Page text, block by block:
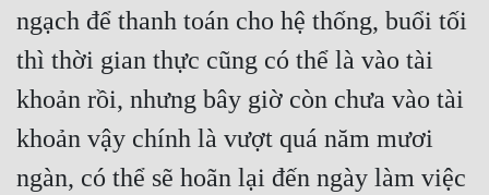
ngạch để thanh toán cho hệ thống, buổi tối
thì thời gian thực cũng có thể là vào tài
khoản rồi, nhưng bây giờ còn chưa vào tài
khoản vậy chính là vượt quá năm mươi
ngàn, có thể sẽ hoãn lại đến ngày làm việc